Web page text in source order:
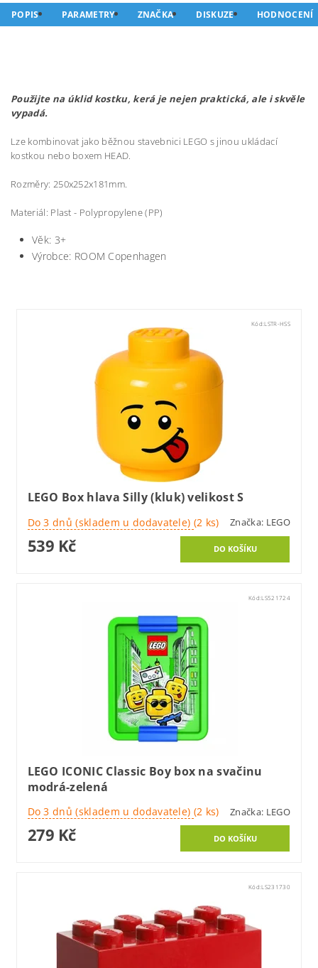
POPIS PARAMETRY ZNAČKA DISKUZE HODNOCENÍ
Použijte na úklid kostku, kerá je nejen praktická, ale i skvěle
vypadá.
Lze kombinovat jako běžnou stavebnici LEGO s jinou ukládací
kostkou nebo boxem HEAD.
Rozměry: 250x252x181mm.
Materiál: Plast - Polypropylene (PP)
Věk: 3+
Výrobce: ROOM Copenhagen
Kód:LSTR-HSS
LEGO Box hlava Silly (kluk) velikost S
Do 3 dnů (skladem u dodavatele) (2 ks) Značka: LEGO
539 Kč
Kód:LS521724
LEGO ICONIC Classic Boy box na svačinu
modrá-zelená
Do 3 dnů (skladem u dodavatele) (2 ks) Značka: LEGO
279 Kč
Kód:LS231730